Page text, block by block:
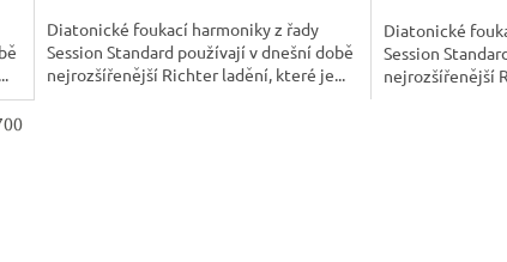
Diatonické foukací harmoniky z řady
Session Standard používají v dnešní době
nejrozšířenější Richter ladění, které je...
Diatonické
Session
nejrozšířenější